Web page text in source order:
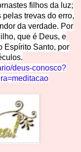
filhos da luz;
trevas do erro,
da verdade. Por
que é Deus, e
Espírito Santo, por
deus-conosco?